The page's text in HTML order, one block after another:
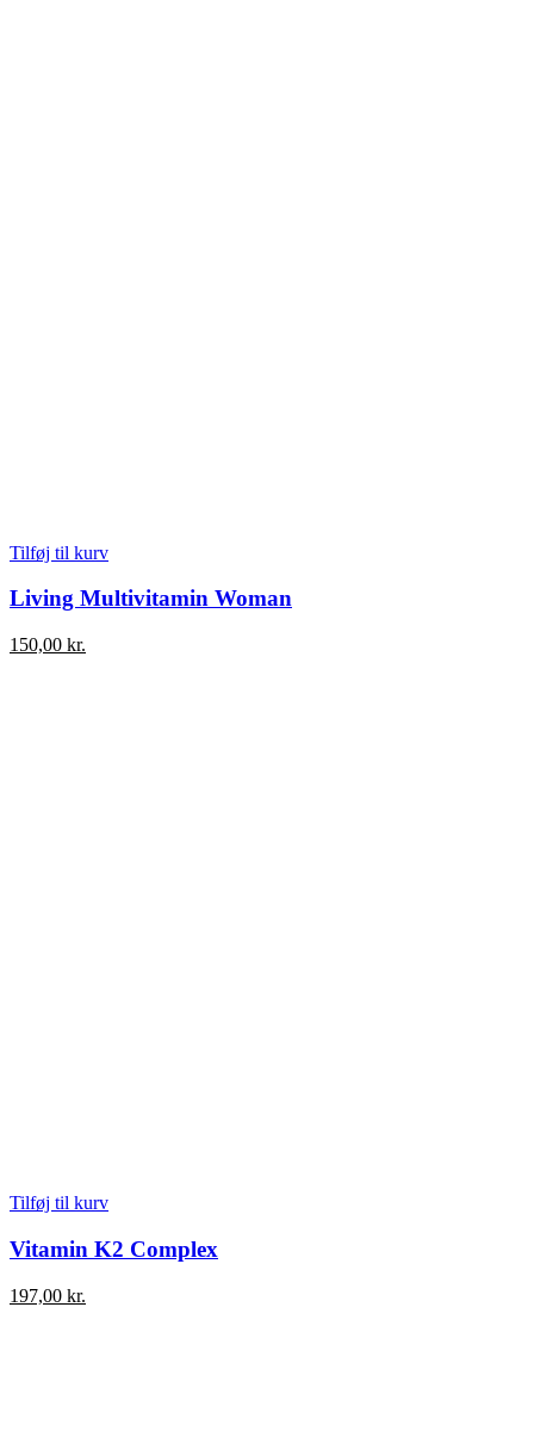
Tilføj til kurv
Living Multivitamin Woman
150,00 kr.
Tilføj til kurv
Vitamin K2 Complex
197,00 kr.